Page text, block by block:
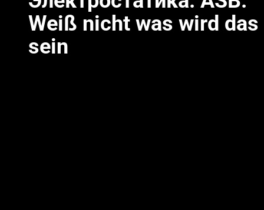
Weiß nicht was wird das
sein